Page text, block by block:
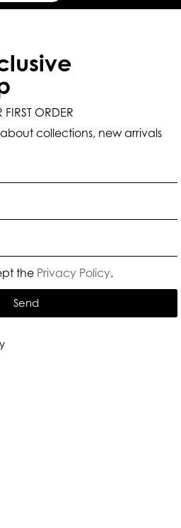
FIRST ORDER
collections, new arrivals
the Privacy Policy.
Send